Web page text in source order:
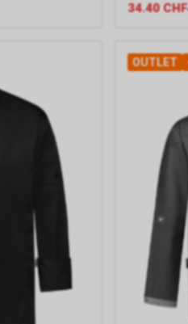
34.40 CHF
OUTLET